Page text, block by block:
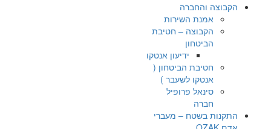
הקבוצה והחברה
אמנת השירות
הקבוצה – חטיבת
הביטחון
ידיעון אנטקו
חטיבת הביטחון (
אנטקו לשעבר )
סינאל פרופיל
חברה
התקנות בשטח – מעברי